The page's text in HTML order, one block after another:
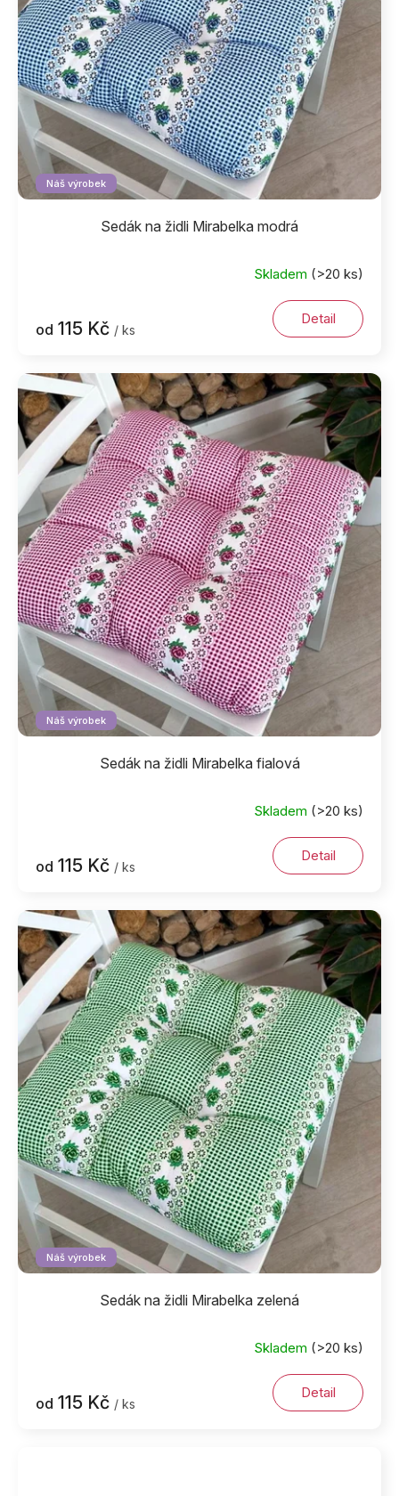
o
d
u
k
Náš výrobek
Sedák na židli Mirabelka modrá
Skladem (>20 ks)
od 115 Kč / ks
Detail
Náš výrobek
Sedák na židli Mirabelka fialová
Skladem (>20 ks)
od 115 Kč / ks
Detail
Náš výrobek
Sedák na židli Mirabelka zelená
Skladem (>20 ks)
od 115 Kč / ks
Detail